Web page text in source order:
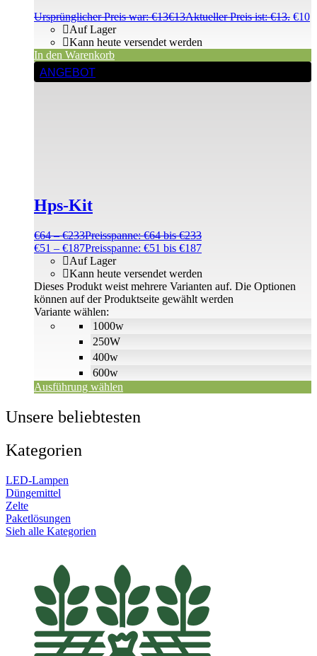
Ursprünglicher Preis war: €13€13Aktueller Preis ist: €13. €10
Auf Lager
Kann heute versendet werden
In den Warenkorb
ANGEBOT
Hps-Kit
€64 –€233Preisspanne: €64 bis €233
€51 – €187Preisspanne: €51 bis €187
1000w
250W
400w
600w
Auf Lager
Kann heute versendet werden
Variante wählen:
Ausführung wählen
Dieses Produkt weist mehrere Varianten auf. Die Optionen
können auf der Produktseite gewählt werden
Unsere beliebtesten
Kategorien
LED-Lampen
Düngemittel
Zelte
Paketlösungen
Sieh alle Kategorien